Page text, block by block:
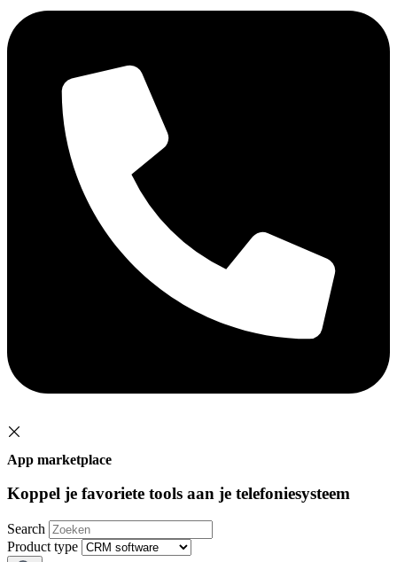
App marketplace
Koppel je favoriete tools aan je telefoniesysteem
Search
Product type